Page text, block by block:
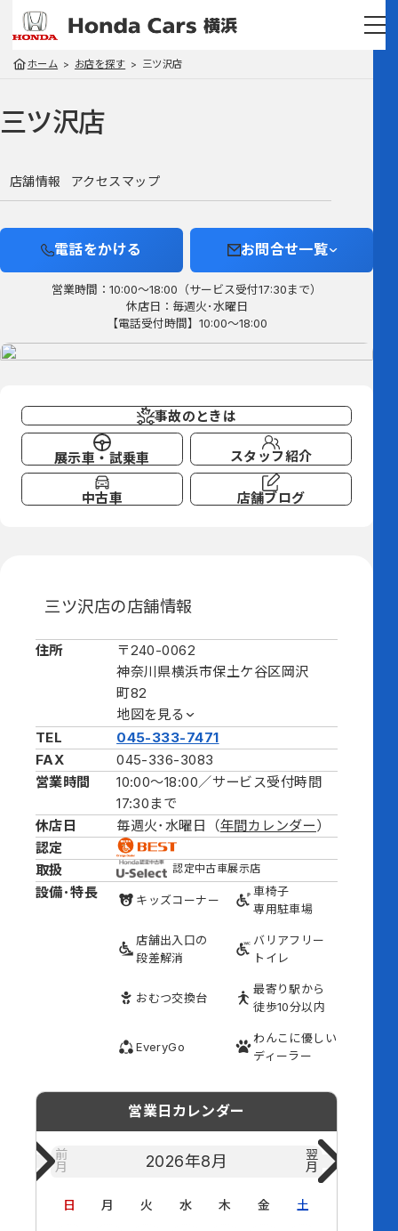
ホーム お店を探す 三ツ沢店
三ツ沢店
店舗情報 アクセスマップ
営業時間：10:00～18:00（サービス受付17:30まで）
休店日：毎週火･水曜日
【電話受付時間】10:00～18:00
電話をかける お問合せ一覧
事故のときは
展示車・試乗車 スタッフ紹介
中古車 店舗ブログ
三ツ沢店の店舗情報
住所
〒240-0062
神奈川県横浜市保土ケ谷区岡沢
町82
地図を見る
TEL
045-333-7471
FAX
045-336-3083
営業時間
10:00～18:00／サービス受付時間
17:30まで
休店日
毎週火･水曜日（年間カレンダー）
認定
取扱
認定中古車展示店
設備･特長 キッズコーナー
車椅子
専用駐車場
店舗出入口の
段差解消
バリアフリー
トイレ
おむつ交換台
最寄り駅から
徒歩10分以内
EveryGo
わんこに優しい
ディーラー
営業日カレンダー
前
月
翌
月
2026年8月
日 月 火 水 木 金 土